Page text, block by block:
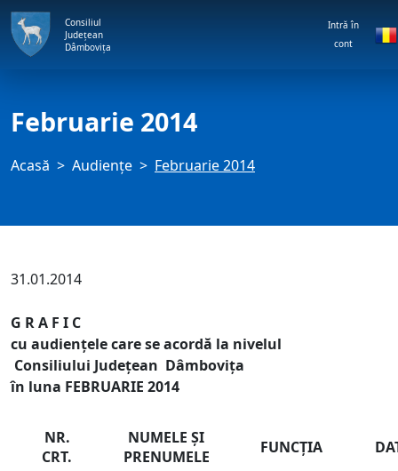
Consiliul
Județean
Dâmbovița
Intră în
cont
Februarie 2014
Acasă Audienţe Februarie 2014
31.01.2014
G R A F I C
cu audienţele care se acordă la nivelul
Consiliului Judeţean Dâmboviţa
în luna FEBRUARIE 2014
NR.
CRT.
NUMELE ŞI
PRENUMELE
FUNCŢIA